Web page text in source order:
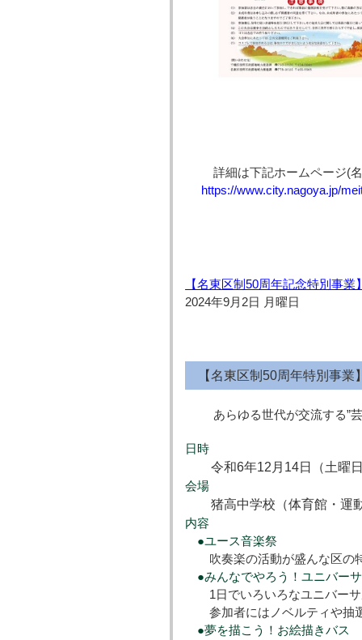
詳細は下記ホームページ(
https://www.city.nagoya.jp/
【名東区制50周年記念特別事
2024年9月2日 月曜日
【名東区制50周年特別事
あらゆる世代が交流する”
日時
令和6年12月14日（土曜日
会場
猪高中学校（体育館・運
内容
●ユース音楽祭
吹奏楽の活動が盛んな区の特
●みんなでやろう！ユニバー
1日でいろいろなユニバーサ
参加者にはノベルティや抽選
●夢を描こう！お絵描きバス